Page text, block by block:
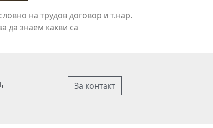
на трудов договор и т.нар.
да знаем какви са
За контакт